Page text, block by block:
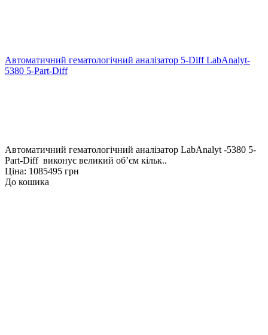
Автоматичний гематологічний аналізатор 5-Diff LabAnalyt-
5380 5-Part-Diff
Автоматичний гематологічний аналізатор LabAnalyt -5380 5-
Part-Diff виконує великий об’єм кільк..
Ціна: 1085495 грн
До кошика